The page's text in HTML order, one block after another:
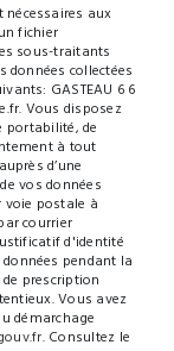
aux
fichier
sous-traitants
données collectées
GASTEAU 6 6
Vous disposez
portabilité, de
à tout
d’une
vos données
voie postale à
courrier
d'identité
pendant la
prescription
Vous avez
démarchage
. Consultez le